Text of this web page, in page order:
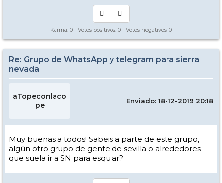
Karma: 0 - Votos positivos: 0 - Votos negativos: 0
Re: Grupo de WhatsApp y telegram para sierra
nevada
aTopeconlaco
pe
Enviado: 18-12-2019 20:18
Muy buenas a todos! Sabéis a parte de este grupo,
algún otro grupo de gente de sevilla o alrededores
que suela ir a SN para esquiar?